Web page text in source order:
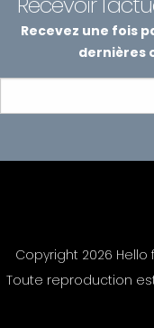
Recevez une fois
dernières
Copyright 2026
Toute reproduction